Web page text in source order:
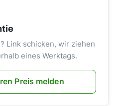
Link schicken, wir ziehen
eines Werktags.
Preis melden